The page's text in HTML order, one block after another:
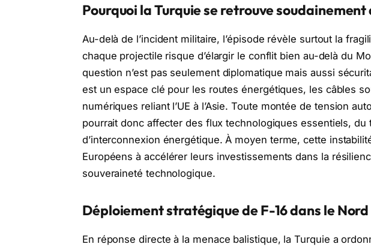
Pourquoi la Turquie se retrouve
Au-delà de l’incident militaire, l’épisode révèle surtout la
chaque projectile risque d’élargir le conflit bien au-delà du
question n’est pas seulement diplomatique mais aussi
est un espace clé pour les routes énergétiques, les câbles
numériques reliant l’UE à l’Asie. Toute montée de tension
pourrait donc affecter des flux technologiques essentiels, du
d’interconnexion énergétique. À moyen terme, cette
Européens à accélérer leurs investissements dans la
souveraineté technologique.
Déploiement stratégique de F-16 dans le
En réponse directe à la menace balistique, la Turquie a